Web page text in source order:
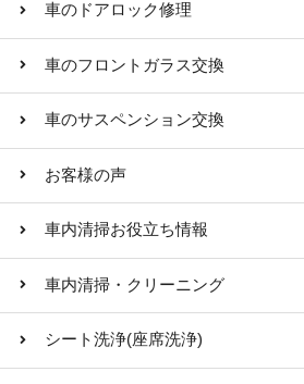
車のドアロック修理
車のフロントガラス交換
車のサスペンション交換
お客様の声
車内清掃お役立ち情報
車内清掃・クリーニング
シート洗浄(座席洗浄)